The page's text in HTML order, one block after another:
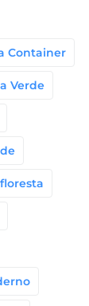
Container
Verde
floresta